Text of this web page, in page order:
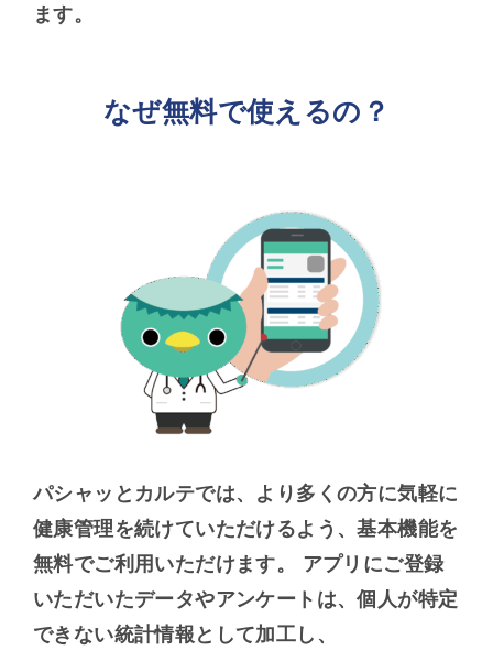
ます。
なぜ無料で使えるの？
パシャッとカルテでは、より多くの方に気軽に
健康管理を続けていただけるよう、基本機能を
無料でご利用いただけます。 アプリにご登録
いただいたデータやアンケートは、個人が特定
できない統計情報として加工し、